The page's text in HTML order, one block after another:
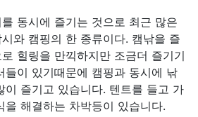
동시에 즐기는 것으로 최근 많은
와 캠핑의 한 종류이다. 캠낚을 즐
힐링을 만끽하지만 조금더 즐기기
들이 있기때문에 캠핑과 동시에 낚
이 즐기고 있습니다. 텐트를 들고 가
을 해결하는 차박등이 있습니다.